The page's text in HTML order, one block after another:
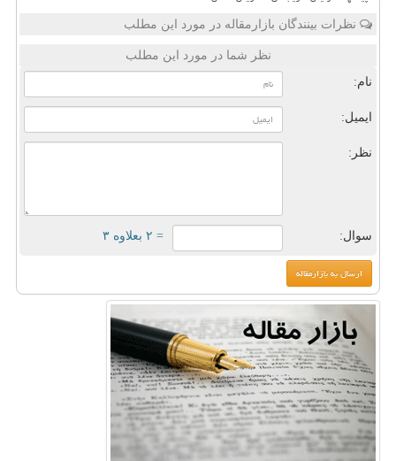
نظرات بینندگان بازارمقاله در مورد این مطلب
نظر شما در مورد این مطلب
نام:
ایمیل:
نظر:
سوال: = ۲ بعلاوه ۳